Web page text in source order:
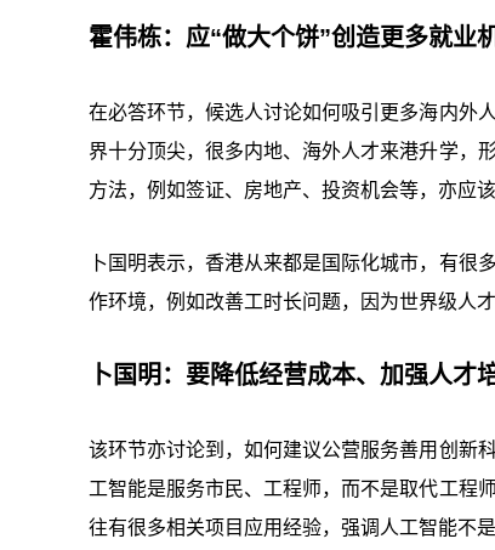
霍伟栋：应“做大个饼”创造更多就业
在必答环节，候选人讨论如何吸引更多海内外
界十分顶尖，很多内地、海外人才来港升学，
方法，例如签证、房地产、投资机会等，亦应
卜国明表示，香港从来都是国际化城市，有
作环境，例如改善工时长问题，因为世界级人
卜国明：要降低经营成本、加强人才
该环节亦讨论到，如何建议公营服务善用创新
工智能是服务市民、工程师，而不是取代工程
往有很多相关项目应用经验，强调人工智能不是